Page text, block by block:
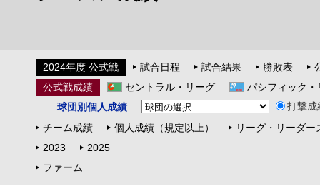
2024年度 公式戦 試合日程 試合結果 勝敗表
公式戦成績
セントラル・リーグ
パシフィック・
球団別個人成績
打撃成
チーム成績
個人成績（規定以上）
リーグ・リーダー
2023
2025
ファーム